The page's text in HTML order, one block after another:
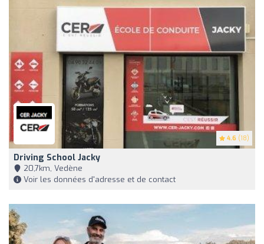
4.6 (18)
Driving School Jacky
20,7km, Vedène
Voir les données d'adresse et de contact